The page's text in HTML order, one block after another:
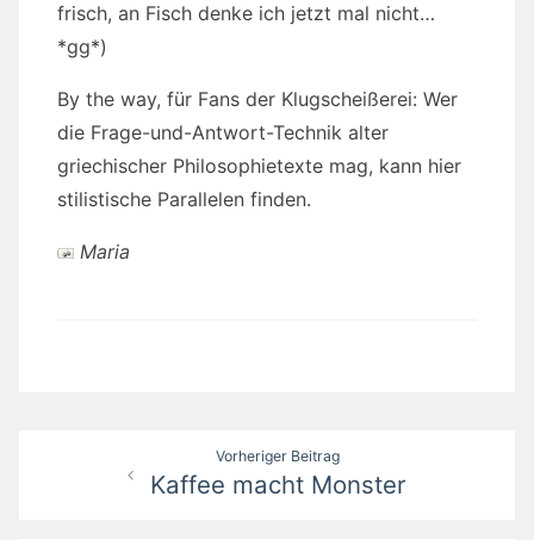
frisch, an Fisch denke ich jetzt mal nicht…
*gg*)
By the way, für Fans der Klugscheißerei: Wer
die Frage-und-Antwort-Technik alter
griechischer Philosophietexte mag, kann hier
stilistische Parallelen finden.
Maria
Beitragsnavigation
Vorheriger Beitrag
Kaffee macht Monster